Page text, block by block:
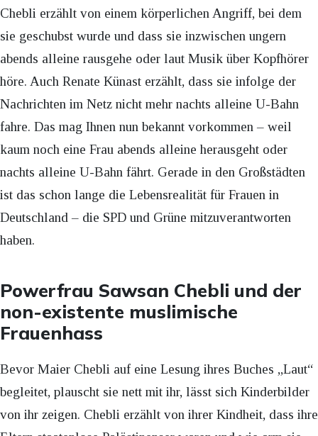
Chebli erzählt von einem körperlichen Angriff, bei dem
sie geschubst wurde und dass sie inzwischen ungern
abends alleine rausgehe oder laut Musik über Kopfhörer
höre. Auch Renate Künast erzählt, dass sie infolge der
Nachrichten im Netz nicht mehr nachts alleine U-Bahn
fahre. Das mag Ihnen nun bekannt vorkommen – weil
kaum noch eine Frau abends alleine herausgeht oder
nachts alleine U-Bahn fährt. Gerade in den Großstädten
ist das schon lange die Lebensrealität für Frauen in
Deutschland – die SPD und Grüne mitzuverantworten
haben.
Powerfrau Sawsan Chebli und der
non-existente muslimische
Frauenhass
Bevor Maier Chebli auf eine Lesung ihres Buches „Laut“
begleitet, plauscht sie nett mit ihr, lässt sich Kinderbilder
von ihr zeigen. Chebli erzählt von ihrer Kindheit, dass ihre